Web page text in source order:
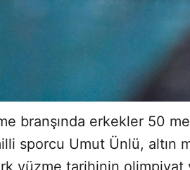
branşında erkekler 50
sporcu Umut Ünlü, altın
yüzme tarihinin olimpiyat